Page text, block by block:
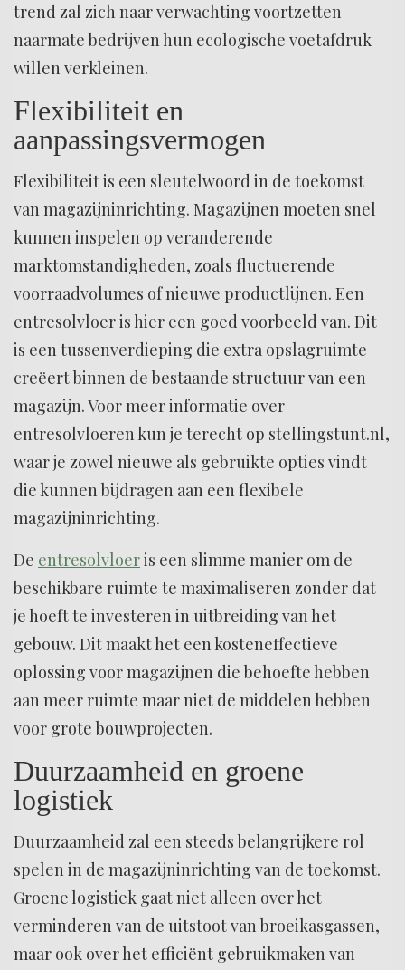
trend zal zich naar verwachting voortzetten
naarmate bedrijven hun ecologische voetafdruk
willen verkleinen.
Flexibiliteit en
aanpassingsvermogen
Flexibiliteit is een sleutelwoord in de toekomst
van magazijninrichting. Magazijnen moeten snel
kunnen inspelen op veranderende
marktomstandigheden, zoals fluctuerende
voorraadvolumes of nieuwe productlijnen. Een
entresolvloer is hier een goed voorbeeld van. Dit
is een tussenverdieping die extra opslagruimte
creëert binnen de bestaande structuur van een
magazijn. Voor meer informatie over
entresolvloeren kun je terecht op stellingstunt.nl,
waar je zowel nieuwe als gebruikte opties vindt
die kunnen bijdragen aan een flexibele
magazijninrichting.
De entresolvloeris een slimme manier om de
beschikbare ruimte te maximaliseren zonder dat
je hoeft te investeren in uitbreiding van het
gebouw. Dit maakt het een kosteneffectieve
oplossing voor magazijnen die behoefte hebben
aan meer ruimte maar niet de middelen hebben
voor grote bouwprojecten.
Duurzaamheid en groene
logistiek
Duurzaamheid zal een steeds belangrijkere rol
spelen in de magazijninrichting van de toekomst.
Groene logistiek gaat niet alleen over het
verminderen van de uitstoot van broeikasgassen,
maar ook over het efficiënt gebruikmaken van